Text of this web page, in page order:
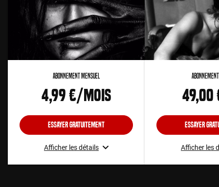
Abonnement Mensuel
4,99 €/mois
Essayer gratuitement
Afficher les détails
Essayer
Afficher les